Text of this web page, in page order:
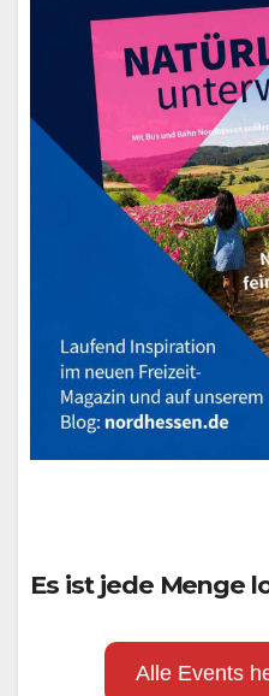
Es ist jede Menge
Alle Events